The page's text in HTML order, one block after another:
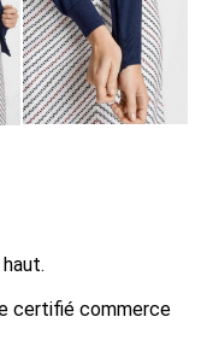
certifié commerce